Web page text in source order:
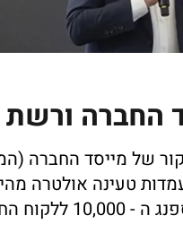
החברה ורשת
של מייסד החברה
טעינה אולטרה
החברה